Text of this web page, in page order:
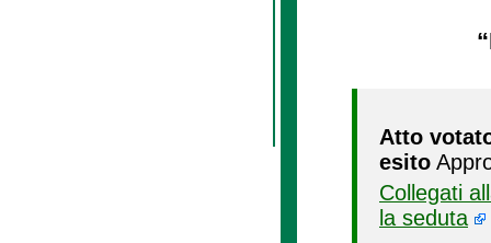
Atto
esito
Collegati
la seduta